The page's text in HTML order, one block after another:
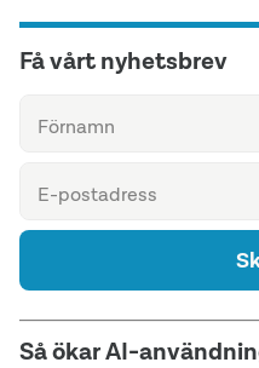
Få vårt nyhetsbrev
Så ökar AI-